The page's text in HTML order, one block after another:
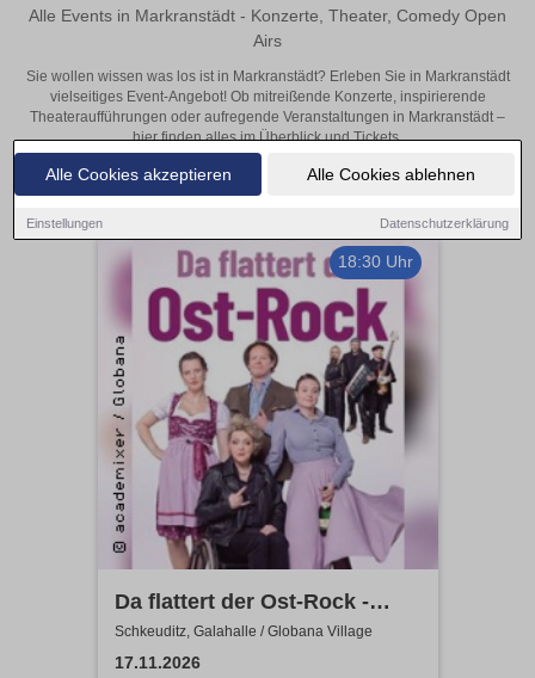
Alle Cookies akzeptieren Alle Cookies ablehnen
Einstellungen Datenschutzerklärung
Alle Events in Markranstädt - Konzerte, Theater, Comedy Open
Airs
Sie wollen wissen was los ist in Markranstädt? Erleben Sie in Markranstädt
vielseitiges Event-Angebot! Ob mitreißende Konzerte, inspirierende
Theateraufführungen oder aufregende Veranstaltungen in Markranstädt –
hier finden alles im Überblick und Tickets.
18:30 Uhr
Da flattert der Ost-Rock -
H.Blank, A. Geißler, R.
Köbernick
Schkeuditz, Galahalle / Globana Village
17.11.2026